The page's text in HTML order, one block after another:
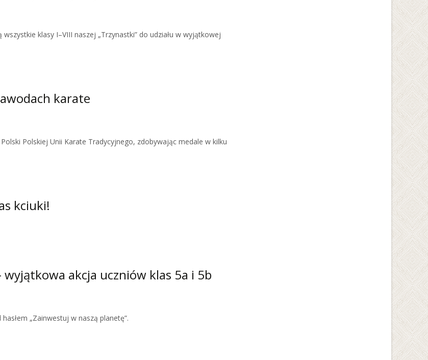
klasy I–VIII naszej „Trzynastki” do udziału w wyjątkowej
karate
Polskiej Unii Karate Tradycyjnego, zdobywając medale w kilku
kciuki!
akcja uczniów klas 5a i 5b
„Zainwestuj w naszą planetę”.